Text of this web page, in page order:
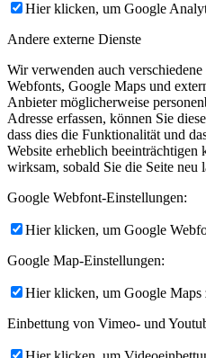
Hier klicken, um Google
Andere externe Dienste
Wir verwenden auch
Webfonts, Google Maps und
Anbieter möglicherweise
Adresse erfassen, können Sie
dass dies die Funktionalität und
Website erheblich beeinträchtigen
wirksam, sobald Sie die Seite neu
Google Webfont-Einstellungen:
Hier klicken, um Google
Google Map-Einstellungen:
Hier klicken, um Google Maps
Einbettung von Vimeo- und